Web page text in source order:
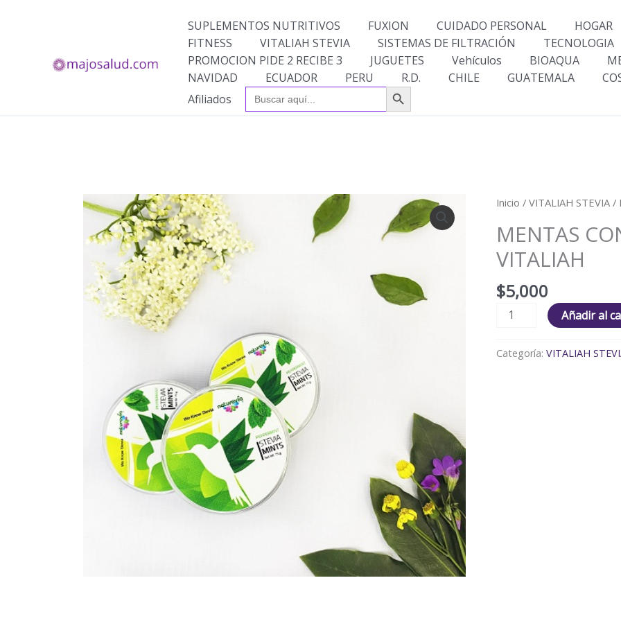
SUPLEMENTOS NUTRITIVOS FUXION CUIDADO PERSONAL HOGAR
FITNESS
VITALIAH STEVIA SISTEMAS DE FILTRACIÓN TECNOLOGIA
PROMOCION PIDE 2 RECIBE 3
JUGUETES Vehículos BIOAQUA
NAVIDAD
ECUADOR PERU R.D. CHILE GUATEMALA
Afiliados
Buscar: Botón de búsqueda
Inicio /VITALIAH STEVIA /
MENTAS
VITALIAH
$5,000
MENTAS
STEVIA
SIN
CALORIAS
VITALIAH
Añadir al
Categoría:VITALIAH